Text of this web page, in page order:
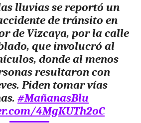
lluvias se reportó un
de tránsito en
de Vizcaya, por la calle
que involucró al
donde al menos
resultaron con
Piden tomar vías
#MañanasBlu
4MgKUTh2oC